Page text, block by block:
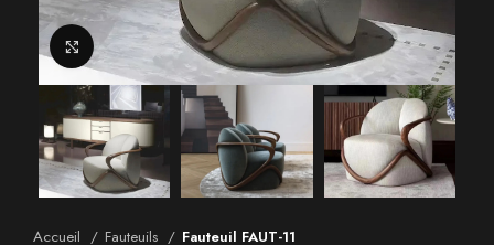
Agrandir
Accueil Fauteuils Fauteuil FAUT-11